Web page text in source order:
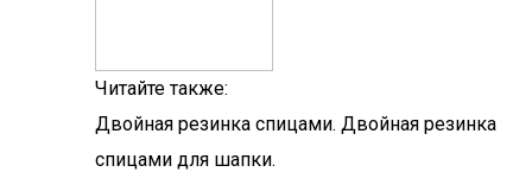
Читайте также:
Двойная резинка спицами. Двойная резинка
спицами для шапки.